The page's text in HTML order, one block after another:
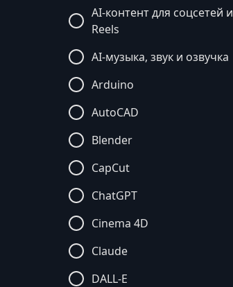
AI-контент для соцсетей и
Reels
AI-музыка, звук и озвучка
Arduino
AutoCAD
Blender
CapCut
ChatGPT
Cinema 4D
Claude
DALL-E